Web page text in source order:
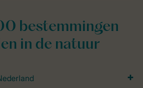
bestemmingen
in de natuur